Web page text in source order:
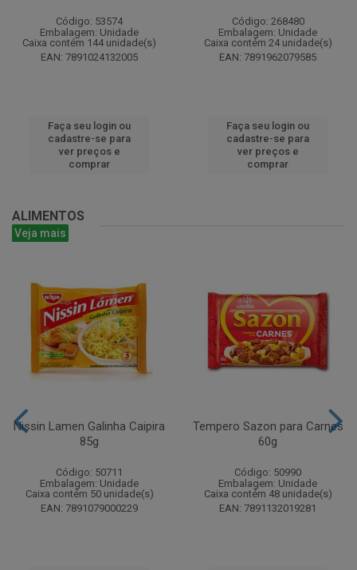
Código: 53574
Embalagem: Unidade
Caixa contém 144 unidade(s)
EAN: 7891024132005
Faça seu login ou
cadastre-se para
ver preços e
comprar
Código: 268480
Embalagem: Unidade
Caixa contém 24 unidade(s)
EAN: 7891962079585
Faça seu login ou
cadastre-se para
ver preços e
comprar
ALIMENTOS
Veja mais
Nissin Lamen Galinha Caipira
85g
Código: 50711
Embalagem: Unidade
Caixa contém 50 unidade(s)
EAN: 7891079000229
Tempero Sazon para Carnes
60g
Código: 50990
Embalagem: Unidade
Caixa contém 48 unidade(s)
EAN: 7891132019281